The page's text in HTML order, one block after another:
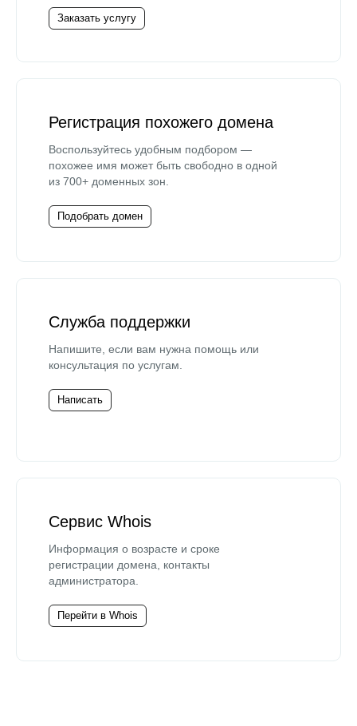
Заказать услугу
Регистрация похожего домена
Воспользуйтесь удобным подбором —
похожее имя может быть свободно в одной
из 700+ доменных зон.
Подобрать домен
Служба поддержки
Напишите, если вам нужна помощь или
консультация по услугам.
Написать
Сервис Whois
Информация о возрасте и сроке
регистрации домена, контакты
администратора.
Перейти в Whois